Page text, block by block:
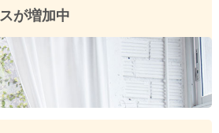
が増加中